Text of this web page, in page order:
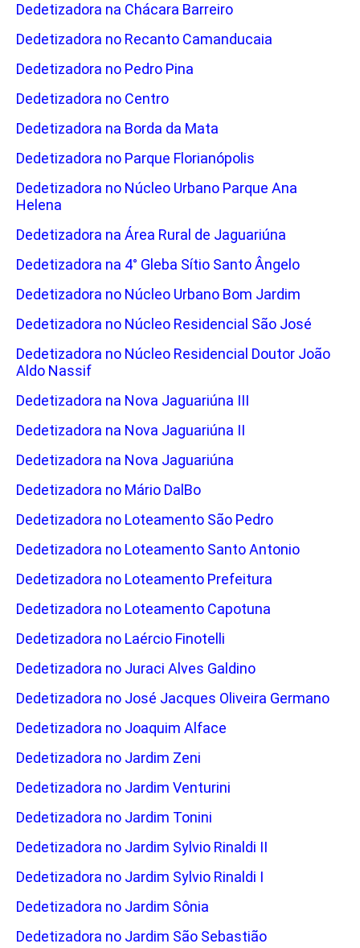
Dedetizadora na Chácara Barreiro
Dedetizadora no Recanto Camanducaia
Dedetizadora no Pedro Pina
Dedetizadora no Centro
Dedetizadora na Borda da Mata
Dedetizadora no Parque Florianópolis
Dedetizadora no Núcleo Urbano Parque Ana
Helena
Dedetizadora na Área Rural de Jaguariúna
Dedetizadora na 4° Gleba Sítio Santo Ângelo
Dedetizadora no Núcleo Urbano Bom Jardim
Dedetizadora no Núcleo Residencial São José
Dedetizadora no Núcleo Residencial Doutor João
Aldo Nassif
Dedetizadora na Nova Jaguariúna III
Dedetizadora na Nova Jaguariúna II
Dedetizadora na Nova Jaguariúna
Dedetizadora no Mário DalBo
Dedetizadora no Loteamento São Pedro
Dedetizadora no Loteamento Santo Antonio
Dedetizadora no Loteamento Prefeitura
Dedetizadora no Loteamento Capotuna
Dedetizadora no Laércio Finotelli
Dedetizadora no Juraci Alves Galdino
Dedetizadora no José Jacques Oliveira Germano
Dedetizadora no Joaquim Alface
Dedetizadora no Jardim Zeni
Dedetizadora no Jardim Venturini
Dedetizadora no Jardim Tonini
Dedetizadora no Jardim Sylvio Rinaldi II
Dedetizadora no Jardim Sylvio Rinaldi I
Dedetizadora no Jardim Sônia
Dedetizadora no Jardim São Sebastião